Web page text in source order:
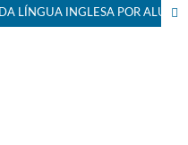
REPRESENTAÇÃO IDENTITÁRIA DA LÍNGUA INGLESA POR ALUNOS DE UMA ESCOLA DA REDE PÚBLICA